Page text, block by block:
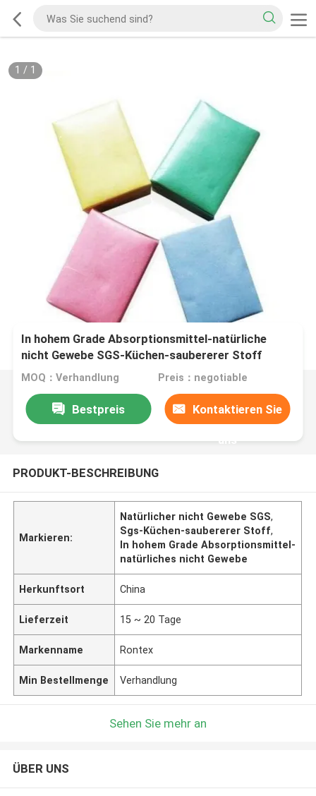
1 / 1
In hohem Grade Absorptionsmittel-natürliche
nicht Gewebe SGS-Küchen-saubererer Stoff
MOQ：Verhandlung Preis：negotiable
Bestpreis Kontaktieren Sie
uns
PRODUKT-BESCHREIBUNG
Markieren:
Natürlicher nicht Gewebe SGS,
Sgs-Küchen-saubererer Stoff,
In hohem Grade Absorptionsmittel-
natürliches nicht Gewebe
Herkunftsort China
Lieferzeit 15 ~ 20 Tage
Markenname Rontex
Min Bestellmenge Verhandlung
Sehen Sie mehr an
ÜBER UNS